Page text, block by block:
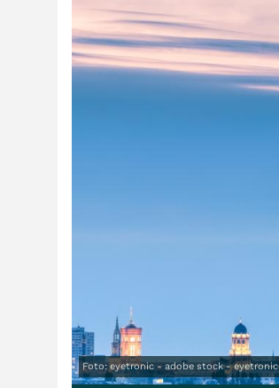
Foto: eyetronic - adobe stock - eyetronic